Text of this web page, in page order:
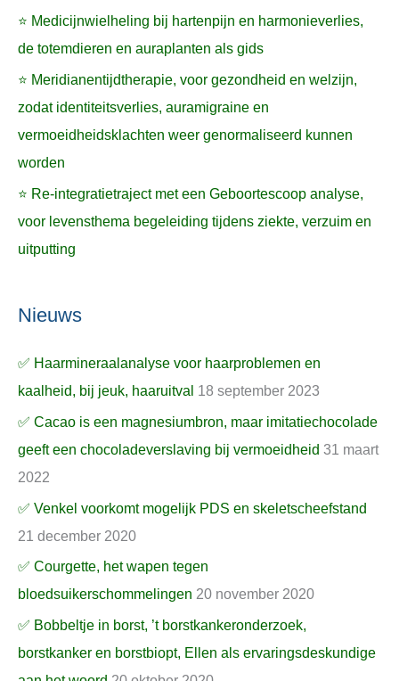
⭐ Medicijnwielheling bij hartenpijn en harmonieverlies,
de totemdieren en auraplanten als gids
⭐ Meridianentijdtherapie, voor gezondheid en welzijn,
zodat identiteitsverlies, auramigraine en
vermoeidheidsklachten weer genormaliseerd kunnen
worden
⭐ Re-integratietraject met een Geboortescoop analyse,
voor levensthema begeleiding tijdens ziekte, verzuim en
uitputting
Nieuws
✅ Haarmineraalanalyse voor haarproblemen en
kaalheid, bij jeuk, haaruitval 18 september 2023
✅ Cacao is een magnesiumbron, maar imitatiechocolade
geeft een chocoladeverslaving bij vermoeidheid 31 maart
2022
✅ Venkel voorkomt mogelijk PDS en skeletscheefstand
21 december 2020
✅ Courgette, het wapen tegen
bloedsuikerschommelingen 20 november 2020
✅ Bobbeltje in borst, ’t borstkankeronderzoek,
borstkanker en borstbiopt, Ellen als ervaringsdeskundige